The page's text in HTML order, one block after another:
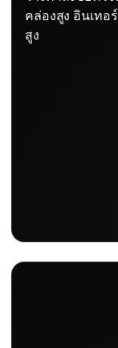
คล่องสูง อินเทอ
สูง